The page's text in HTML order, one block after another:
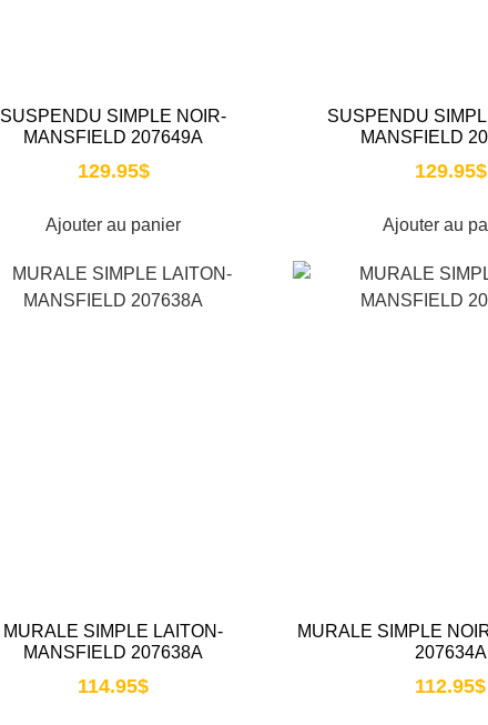
SUSPENDU SIMPLE NOIR-
MANSFIELD 207649A
129.95$
Ajouter au panier
SUSPENDU
MANSFIELD
129.95$
Ajouter au
MURALE SIMPLE LAITON-
MANSFIELD 207638A
114.95$
MURALE SIMPLE
207634A
112.95$